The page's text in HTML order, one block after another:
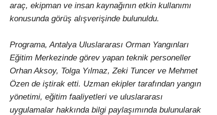
araç, ekipman ve insan kaynağının etkin kullanımı
konusunda görüş alışverişinde bulunuldu.
Programa, Antalya Uluslararası Orman Yangınları
Eğitim Merkezinde görev yapan teknik personeller
Orhan Aksoy, Tolga Yılmaz, Zeki Tuncer ve Mehmet
Özen de iştirak etti. Uzman ekipler tarafından yangın
yönetimi, eğitim faaliyetleri ve uluslararası
uygulamalar hakkında bilgi paylaşımında bulunularak